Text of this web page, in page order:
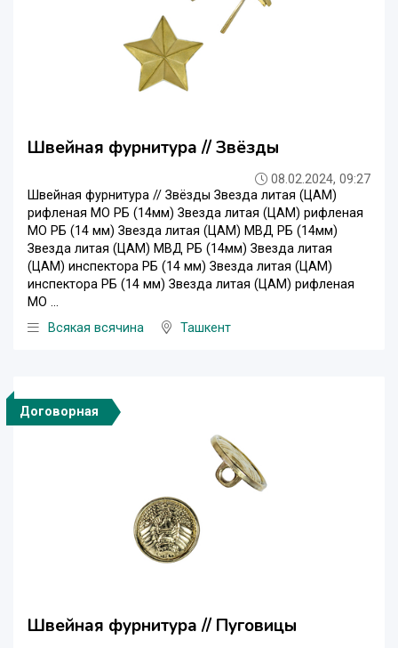
Швейная фурнитура // Звёзды
08.02.2024, 09:27
Швейная фурнитура // Звёзды Звезда литая (ЦАМ)
рифленая МО РБ (14мм) Звезда литая (ЦАМ) рифленая
МО РБ (14 мм) Звезда литая (ЦАМ) МВД РБ (14мм)
Звезда литая (ЦАМ) МВД РБ (14мм) Звезда литая
(ЦАМ) инспектора РБ (14 мм) Звезда литая (ЦАМ)
инспектора РБ (14 мм) Звезда литая (ЦАМ) рифленая
МО ...
Всякая всячина
Ташкент
Договорная
Швейная фурнитура // Пуговицы